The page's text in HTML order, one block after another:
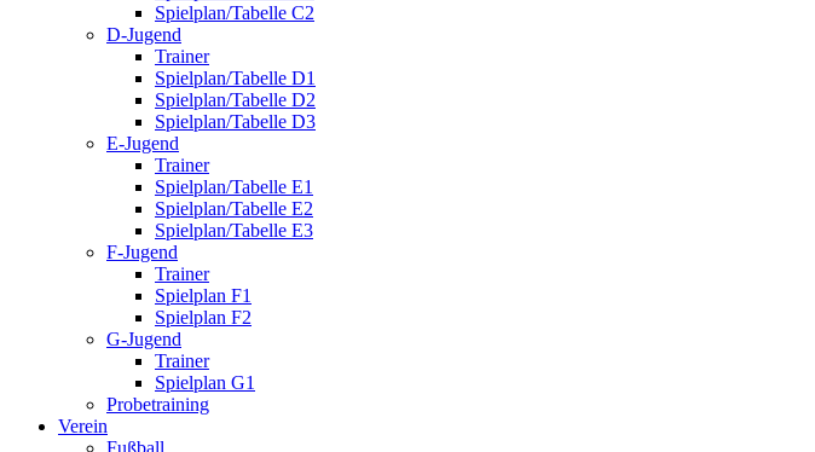
Spielplan/Tabelle C2
D-Jugend
Trainer
Spielplan/Tabelle D1
Spielplan/Tabelle D2
Spielplan/Tabelle D3
E-Jugend
Trainer
Spielplan/Tabelle E1
Spielplan/Tabelle E2
Spielplan/Tabelle E3
F-Jugend
Trainer
Spielplan F1
Spielplan F2
G-Jugend
Trainer
Spielplan G1
Probetraining
Verein
Fußball